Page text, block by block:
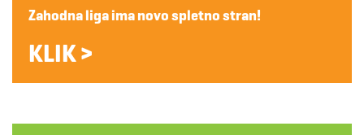
Zahodna liga ima novo spletno stran!
KLIK >